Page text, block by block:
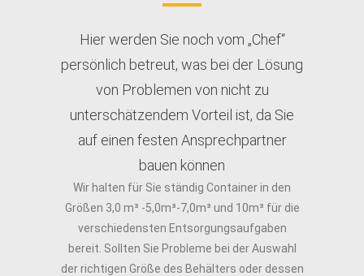
Hier werden Sie noch vom „Chef“
persönlich betreut, was bei der Lösung
von Problemen von nicht zu
unterschätzendem Vorteil ist, da Sie
auf einen festen Ansprechpartner
bauen können
Wir halten für Sie ständig Container in den
Größen 3,0 m³ -5,0m³-7,0m³ und 10m³ für die
verschiedensten Entsorgungsaufgaben
bereit. Sollten Sie Probleme bei der Auswahl
der richtigen Größe des Behälters oder dessen